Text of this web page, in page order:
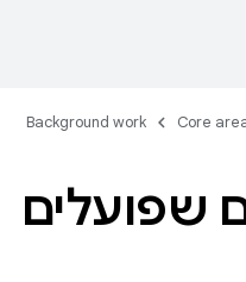
Core
Background work
שפועלים